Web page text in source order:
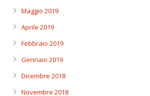
Maggio 2019
Aprile 2019
Febbraio 2019
Gennaio 2019
Dicembre 2018
Novembre 2018